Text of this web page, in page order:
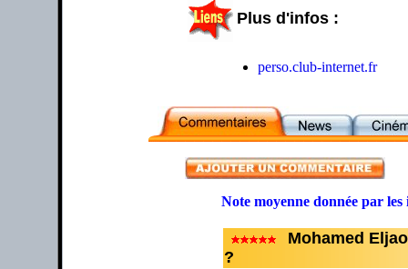
Plus d'infos :
perso.club-internet.fr
Note moyenne donnée par
Mohamed
?